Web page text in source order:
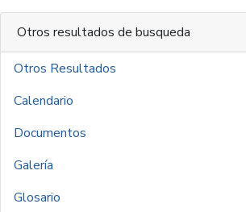
Otros resultados de busqueda
Otros Resultados
Calendario
Documentos
Galería
Glosario